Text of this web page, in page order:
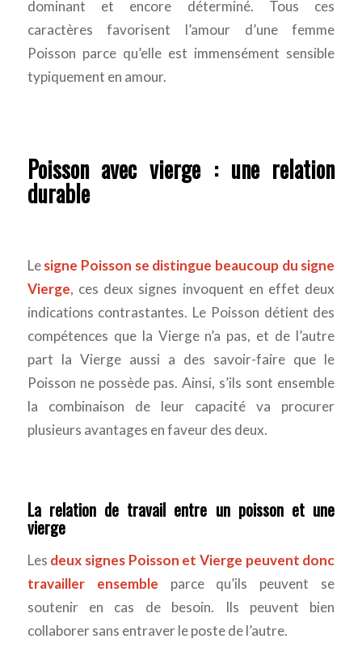
dominant et encore déterminé. Tous ces
caractères favorisent l’amour d’une femme
Poisson parce qu’elle est immensément sensible
typiquement en amour.
Poisson avec vierge : une relation
durable
Lesigne Poisson se distingue beaucoup du signe
Vierge, ces deux signes invoquent en effet deux
indications contrastantes. Le Poisson détient des
compétences que la Vierge n’a pas, et de l’autre
part la Vierge aussi a des savoir-faire que le
Poisson ne possède pas. Ainsi, s’ils sont ensemble
la combinaison de leur capacité va procurer
plusieurs avantages en faveur des deux.
La relation de travail entre un poisson et une
vierge
Les deux signes Poisson et Vierge peuvent donc
travailler ensemble parce qu’ils peuvent se
soutenir en cas de besoin. Ils peuvent bien
collaborer sans entraver le poste de l’autre.